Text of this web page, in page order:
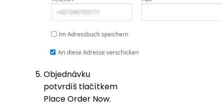
Objednávku
potvrdíš tlačítkem
Place Order Now.